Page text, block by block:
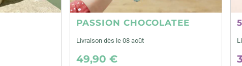
PASSION CHOCOLATEE
Livraison dès le 08 août
49,90 €